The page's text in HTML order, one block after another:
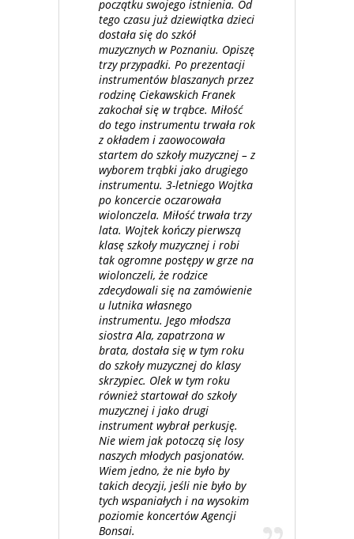
początku swojego istnienia. Od
tego czasu już dziewiątka dzieci
dostała się do szkół
muzycznych w Poznaniu. Opiszę
trzy przypadki. Po prezentacji
instrumentów blaszanych przez
rodzinę Ciekawskich Franek
zakochał się w trąbce. Miłość
do tego instrumentu trwała rok
z okładem i zaowocowała
startem do szkoły muzycznej – z
wyborem trąbki jako drugiego
instrumentu. 3-letniego Wojtka
po koncercie oczarowała
wiolonczela. Miłość trwała trzy
lata. Wojtek kończy pierwszą
klasę szkoły muzycznej i robi
tak ogromne postępy w grze na
wiolonczeli, że rodzice
zdecydowali się na zamówienie
u lutnika własnego
instrumentu. Jego młodsza
siostra Ala, zapatrzona w
brata, dostała się w tym roku
do szkoły muzycznej do klasy
skrzypiec. Olek w tym roku
również startował do szkoły
muzycznej i jako drugi
instrument wybrał perkusję.
Nie wiem jak potoczą się losy
naszych młodych pasjonatów.
Wiem jedno, że nie było by
takich decyzji, jeśli nie było by
tych wspaniałych i na wysokim
poziomie koncertów Agencji
Bonsai.